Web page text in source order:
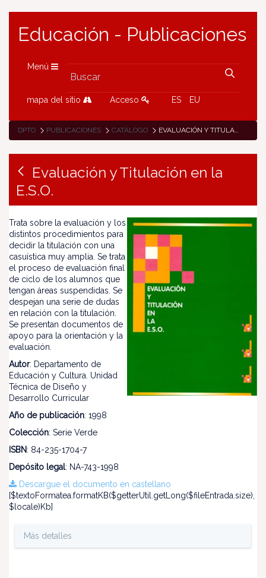
Educación - Publicaciones
Menú
mapa del sitio Acceso ES EU
DPTO PUBLICACIONES CATÁLOGO EVALUACIÓN Y TITULACIÓN EN LA E.S.O.
Evaluación y Titulación en la
E.S.O.
Trata sobre la evaluación y los
distintos procedimientos para
decidir la titulación con una
casuística muy amplia. Se trata
el proceso de evaluación final
de ciclo de los alumnos que
tengan áreas suspendidas. Se
despejan una serie de dudas
en relación con la titulación.
Se presentan documentos de
apoyo para la orientación y la
evaluación.
Autor: Departamento de
Educación y Cultura. Unidad
Técnica de Diseño y
Desarrollo Curricular
Año de publicación: 1998
Colección: Serie Verde
ISBN: 84-235-1704-7
Depósito legal: NA-743-1998
Descargue el documento en castellano
[$textoFormatea.formatKB($getterUtil.getLong($fileEntrada.size),
$locale)Kb]
Más detalles